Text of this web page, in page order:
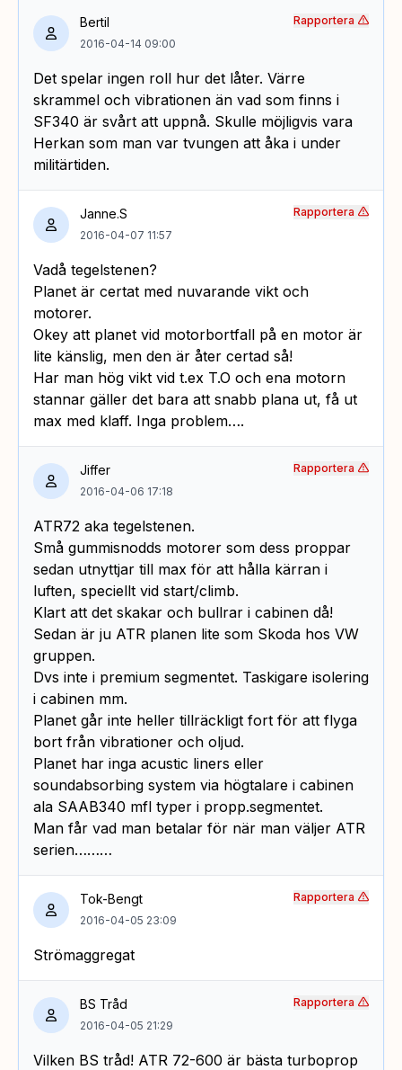
Bertil
2016-04-14 09:00
Det spelar ingen roll hur det låter. Värre
skrammel och vibrationen än vad som finns i
SF340 är svårt att uppnå. Skulle möjligvis vara
Herkan som man var tvungen att åka i under
militärtiden.
Rapportera
Janne.S
2016-04-07 11:57
Vadå tegelstenen?
Planet är certat med nuvarande vikt och
motorer.
Okey att planet vid motorbortfall på en motor är
lite känslig, men den är åter certad så!
Har man hög vikt vid t.ex T.O och ena motorn
stannar gäller det bara att snabb plana ut, få ut
max med klaff. Inga problem….
Rapportera
Jiffer
2016-04-06 17:18
ATR72 aka tegelstenen.
Små gummisnodds motorer som dess proppar
sedan utnyttjar till max för att hålla kärran i
luften, speciellt vid start/climb.
Klart att det skakar och bullrar i cabinen då!
Sedan är ju ATR planen lite som Skoda hos VW
gruppen.
Dvs inte i premium segmentet. Taskigare isolering
i cabinen mm.
Planet går inte heller tillräckligt fort för att flyga
bort från vibrationer och oljud.
Planet har inga acustic liners eller
soundabsorbing system via högtalare i cabinen
ala SAAB340 mfl typer i propp.segmentet.
Man får vad man betalar för när man väljer ATR
serien………
Rapportera
Tok-Bengt
2016-04-05 23:09
Strömaggregat
Rapportera
BS Tråd
2016-04-05 21:29
Vilken BS tråd! ATR 72-600 är bästa turboprop
Rapportera